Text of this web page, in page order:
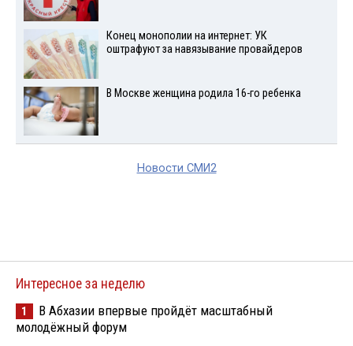
Конец монополии на интернет: УК
оштрафуют за навязывание провайдеров
В Москве женщина родила 16-го ребенка
Новости СМИ2
Интересное за неделю
1
В Абхазии впервые пройдёт масштабный
молодёжный форум